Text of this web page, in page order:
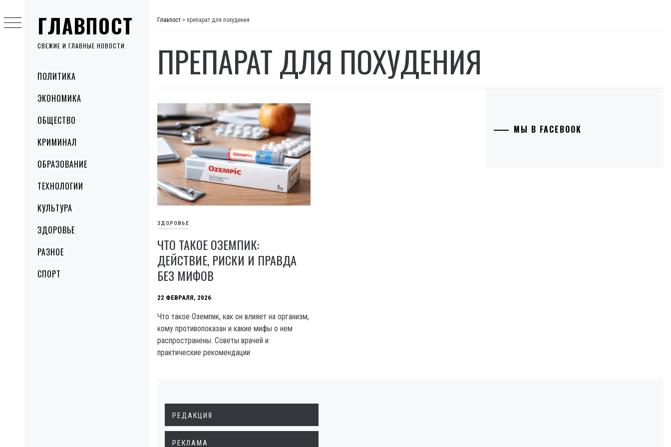
ГЛАВПОСТ
СВЕЖИЕ И ГЛАВНЫЕ НОВОСТИ
MenuПОЛИТИКА
ЭКОНОМИКА
ОБЩЕСТВО
КРИМИНАЛ
ОБРАЗОВАНИЕ
ТЕХНОЛОГИИ
КУЛЬТУРА
ЗДОРОВЬЕ
РАЗНОЕ
СПОРТ
to
content
Главпост > препарат для похудения
ПРЕПАРАТ ДЛЯ ПОХУДЕНИЯ
ЗДОРОВЬЕ
ЧТО ТАКОЕ ОЗЕМПИК:
ДЕЙСТВИЕ, РИСКИ И ПРАВДА
БЕЗ МИФОВ
22 ФЕВРАЛЯ, 2026
Что такое Оземпик, как он влияет на организм,
кому противопоказан и какие мифы о нем
распространены. Советы врачей и
практические рекомендации
МЫ В FACEBOOK
РЕДАКЦИЯ
РЕКЛАМА